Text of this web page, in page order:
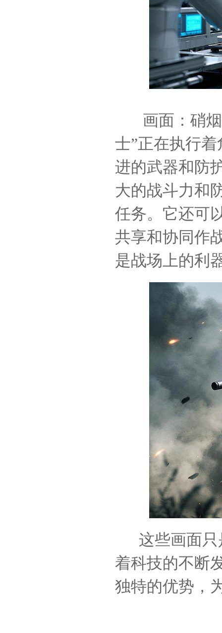
画面：硝烟
士”正在执行
进的武器和防
大的战斗力和
任务。它还可
共享和协同作
是战场上的利
这些画面
着科技的不断
独特的优势，